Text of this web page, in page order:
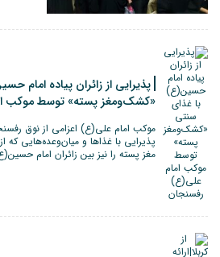
پذیرایی از زائران پیاده امام
«کشک‌ومغز پسته» توسط موکب
موکب امام علی(ع) اعزامی از نوق
پذیرایی با غذاها و میان‌وعده‌هایی که
مغز پسته را نیز بین زائران امام